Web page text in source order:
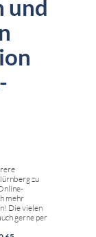
und
zu
mehr
Die vielen
gerne per